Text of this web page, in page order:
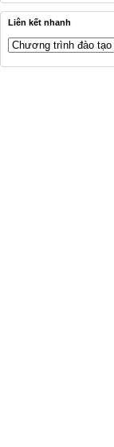
Liên kết nhanh